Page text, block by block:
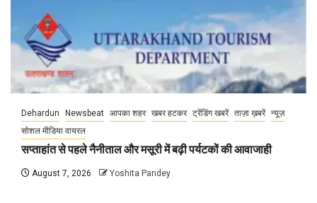
Dehardun Newsbeat आपका शहर खबर हटकर ट्रेंडिंग खबरें ताज़ा ख़बरें न्यूज़
सोशल मीडिया वायरल
सप्ताहांत से पहले नैनीताल और मसूरी में बढ़ी पर्यटकों की आवाजाही
August 7, 2026 Yoshita Pandey